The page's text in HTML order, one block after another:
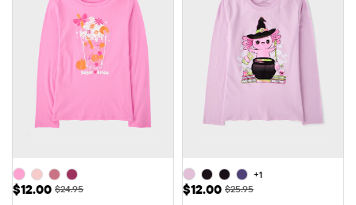
Prix ​​de vente: $12.00
$12.00 Prix ​​d'origine: $24.95
$24.95
+1
Prix ​​de vente: $12.00
$12.00 Prix ​​d'origine: $25.95
$25.95